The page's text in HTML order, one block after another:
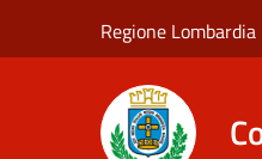
Regione Lombardia